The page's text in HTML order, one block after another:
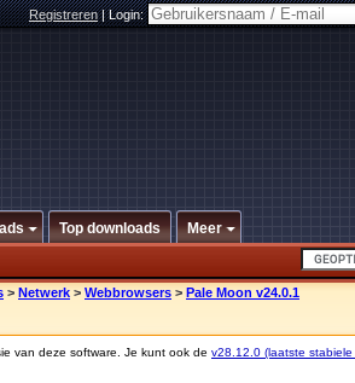
Registreren|Login:
Top downloads Meer
> Netwerk > Webbrowsers > Pale Moon v24.0.1
van deze software. Je kunt ook de v28.12.0 (laatste stabiele